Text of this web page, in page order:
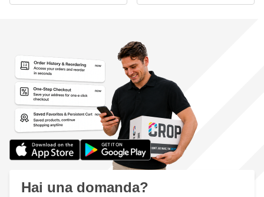
Hai una domanda?